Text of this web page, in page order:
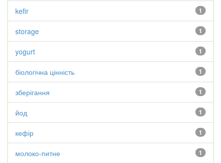
1
kefir
1
storage
1
yogurt
1
біологічна цінність
1
зберігання
1
йод
1
кефір
1
молоко-питне